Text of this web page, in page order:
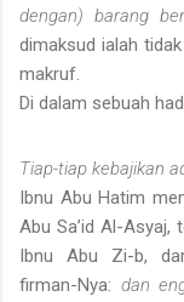
dengan) barang
dimaksud ialah
makruf.
Di dalam sebuah
Tiap-tiap kebajikan
Ibnu Abu Hatim
Abu Sa’id Al-Asyaj,
Ibnu Abu Zi-b,
firman-Nya: dan